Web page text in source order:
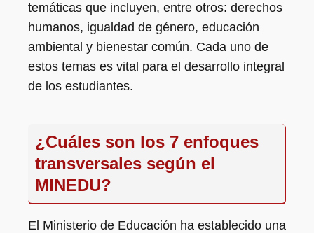
temáticas que incluyen, entre otros: derechos
humanos, igualdad de género, educación
ambiental y bienestar común. Cada uno de
estos temas es vital para el desarrollo integral
de los estudiantes.
¿Cuáles son los 7 enfoques
transversales según el
MINEDU?
El Ministerio de Educación ha establecido una